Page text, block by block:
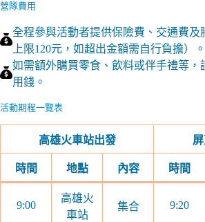
營隊費用
全程參與活動者提供保險費、交通費及
上限120元，如超出金額需自行負擔）。
如需額外購買零食、飲料或伴手禮等，
用錢。
活動期程一覽表
高雄火車站出發
時間 地點 內容 時間
9:00
高雄火
車站
集合 9:20